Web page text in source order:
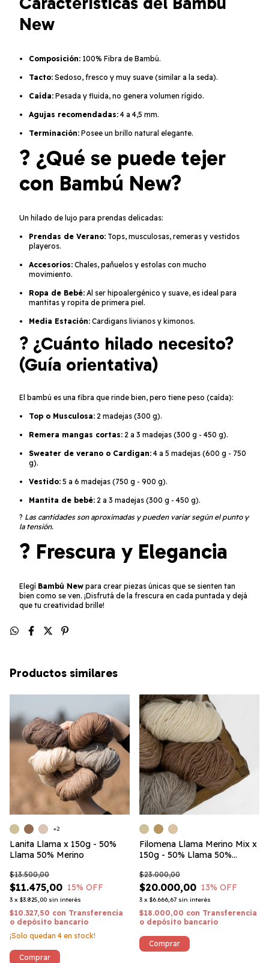
New
Composición: 100% Fibra de Bambú.
Tacto: Sedoso, fresco y muy suave (similar a la seda).
Caída: Pesada y fluida, no genera volumen rígido.
Agujas recomendadas: 4 a 4,5 mm.
Terminación: Posee un brillo natural elegante.
? ¿Qué se puede tejer
con Bambú New?
Un hilado de lujo para prendas delicadas:
Prendas de Verano: Tops, musculosas, remeras y vestidos
playeros.
Accesorios: Chales, pañuelos y estolas con mucho
movimiento.
Ropa de Bebé: Al ser hipoalergénico y suave, es ideal para
mantitas y ropita de primera piel.
Media Estación: Cardigans livianos y kimonos.
? ¿Cuánto hilado necesito?
(Guía orientativa)
El bambú es una fibra que rinde bien, pero tiene peso (caída):
Top o Musculosa: 2 madejas (300 g).
Remera mangas cortas: 2 a 3 madejas (300 g - 450 g).
Sweater de verano o Cardigan: 4 a 5 madejas (600 g - 750
g).
Vestido: 5 a 6 madejas (750 g - 900 g).
Mantita de bebé: 2 a 3 madejas (300 g - 450 g).
? Las cantidades son aproximadas y pueden variar según el punto y
la tensión.
? Frescura y Elegancia
Elegí Bambú New para crear piezas únicas que se sienten tan
bien como se ven. ¡Disfrutá de la frescura en cada puntada y dejá
que tu creatividad brille!
Productos similares
Lanita Llama x 150g - 50%
Llama 50% Merino
$11.475,00
$13.500,00
15% OFF
3 x $3.825,00 sin interés
$10.327,50 con Transferencia
o depósito bancario
¡Solo quedan 4 en stock!
+2
Comprar
Filomena Llama Merino Mix x
150g - 50% Llama 50%
$20.000,00
$23.000,00
13% OFF
3 x $6.666,67 sin interés
$18.000,00 con Transferencia
o depósito bancario
Comprar